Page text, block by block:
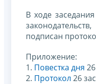
В ходе
подписан
Приложение:
1. Повестка дня
2. Протокол 26